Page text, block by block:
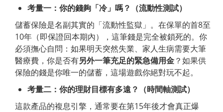
考量一：你的錢夠「冷」嗎？（流動性測試）
儲蓄保險是名副其實的「流動性監獄」。在保單的首8至
10年（即保證回本期內），這筆錢是完全被鎖死的。你
必須撫心自問：如果明天突然失業、家人生病需要大筆
醫療費，你是否有另外一筆充足的緊急備用金？如果供
保險的錢是你唯一的儲蓄，這場遊戲你絕對玩不起。
考量二：你的理財目標有多遠？（時間軸測試）
這款產品的複息引擎，通常要在第15年後才會真正爆